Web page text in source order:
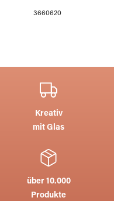
3660620
Kreativ
mit Glas
über 10.000
Produkte